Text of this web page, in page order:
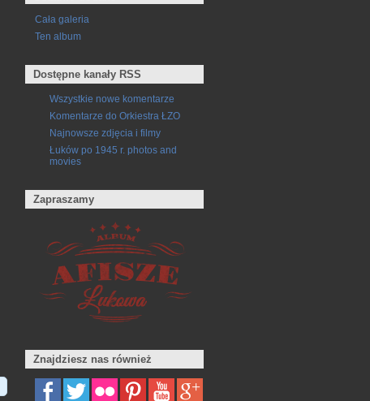
Cała galeria
Ten album
Dostępne kanały RSS
Wszystkie nowe komentarze
Komentarze do Orkiestra ŁZO
Najnowsze zdjęcia i filmy
Łuków po 1945 r. photos and
movies
Zapraszamy
Znajdziesz nas również